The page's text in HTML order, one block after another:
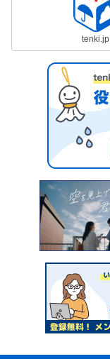
tenki.jp